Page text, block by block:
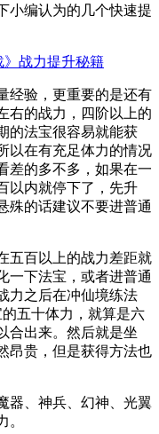
小编认为的几个快速提
经验，更重要的是还有
右的战力，四阶以上的
的法宝很容易就能获
以在有充足体力的情况
差的多不多，如果在一
以内就停下了，先升
殊的话建议不要进普通
五百以上的战力差距就
一下法宝，或者进普通
力之后在冲仙境练法
五十体力，就算是六
合出来。然后就是坐
昂贵，但是获得方法也
器、神兵、幻神、光翼
。